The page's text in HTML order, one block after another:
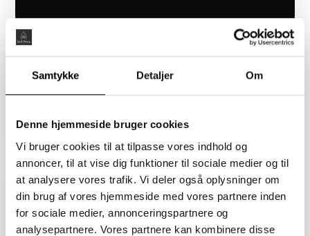
Samtykke Detaljer Om
Denne hjemmeside bruger cookies
Vi bruger cookies til at tilpasse vores indhold og
annoncer, til at vise dig funktioner til sociale medier og til
at analysere vores trafik. Vi deler også oplysninger om
din brug af vores hjemmeside med vores partnere inden
for sociale medier, annonceringspartnere og
analysepartnere. Vores partnere kan kombinere disse
Åbent Hus: 07/08/2026
Flyndervej 3, 1. tv
2450 København SV